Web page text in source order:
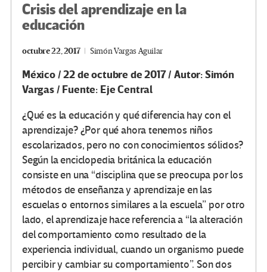
Crisis del aprendizaje en la
educación
octubre 22, 2017 Simón Vargas Aguilar
México / 22 de octubre de 2017 / Autor: Simón
Vargas / Fuente: Eje Central
¿Qué es la educación y qué diferencia hay con el
aprendizaje? ¿Por qué ahora tenemos niños
escolarizados, pero no con conocimientos sólidos?
Según la enciclopedia británica la educación
consiste en una “disciplina que se preocupa por los
métodos de enseñanza y aprendizaje en las
escuelas o entornos similares a la escuela” por otro
lado, el aprendizaje hace referencia a “la alteración
del comportamiento como resultado de la
experiencia individual, cuando un organismo puede
percibir y cambiar su comportamiento”. Son dos